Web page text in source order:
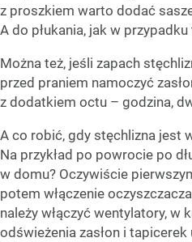
z proszkiem warto dodać
A do płukania, jak w
Można też, jeśli zapach
przed praniem namoczyć
z dodatkiem octu – godzina,
A co robić, gdy stęchlizna jest
Na przykład po powrocie po
w domu? Oczywiście
potem włączenie
należy włączyć wentylatory, w
odświeżenia zasłon i